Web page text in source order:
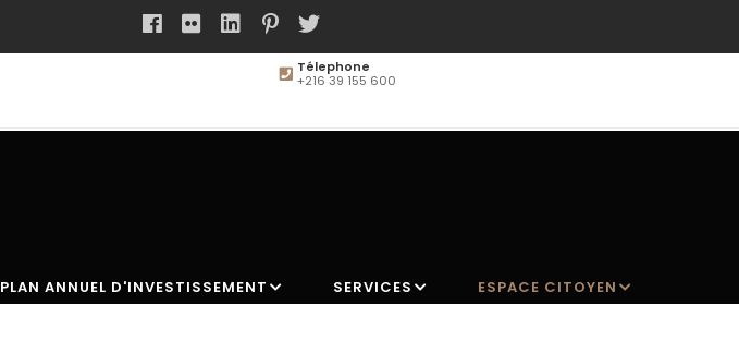
Télephone
+216 39 155 600
NAVIGATION
PLAN ANNUEL D'INVESTISSEMENT SERVICES ESPACE CITOYEN